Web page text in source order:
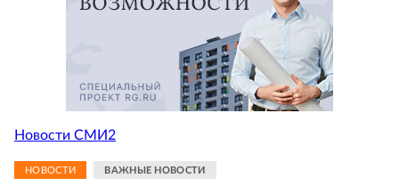
Новости СМИ2
НОВОСТИ ВАЖНЫЕ НОВОСТИ